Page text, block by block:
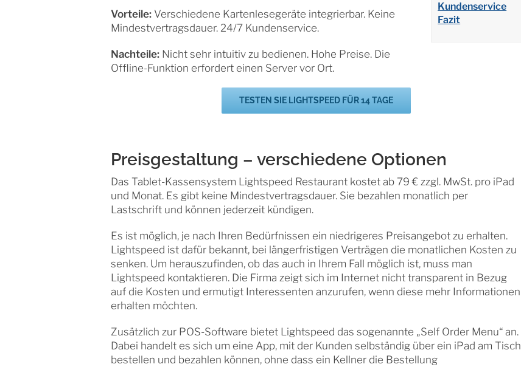
Vorteile:Verschiedene Kartenlesegeräte integrierbar. Keine
Mindestvertragsdauer. 24/7 Kundenservice.
Nachteile:Nicht sehr intuitiv zu bedienen. Hohe Preise. Die
Offline-Funktion erfordert einen Server vor Ort.
Kundenservice
Fazit
TESTEN SIE LIGHTSPEED FÜR 14 TAGE
Preisgestaltung – verschiedene Optionen
Das Tablet-Kassensystem Lightspeed Restaurant kostet ab 79 € zzgl. MwSt. pro iPad
und Monat. Es gibt keine Mindestvertragsdauer. Sie bezahlen monatlich per
Lastschrift und können jederzeit kündigen.
Es ist möglich, je nach Ihren Bedürfnissen ein niedrigeres Preisangebot zu erhalten.
Lightspeed ist dafür bekannt, bei längerfristigen Verträgen die monatlichen Kosten zu
senken. Um herauszufinden, ob das auch in Ihrem Fall möglich ist, muss man
Lightspeed kontaktieren. Die Firma zeigt sich im Internet nicht transparent in Bezug
auf die Kosten und ermutigt Interessenten anzurufen, wenn diese mehr Informationen
erhalten möchten.
Zusätzlich zur POS-Software bietet Lightspeed das sogenannte „Self Order Menu“ an.
Dabei handelt es sich um eine App, mit der Kunden selbständig über ein iPad am Tisch
bestellen und bezahlen können, ohne dass ein Kellner die Bestellung